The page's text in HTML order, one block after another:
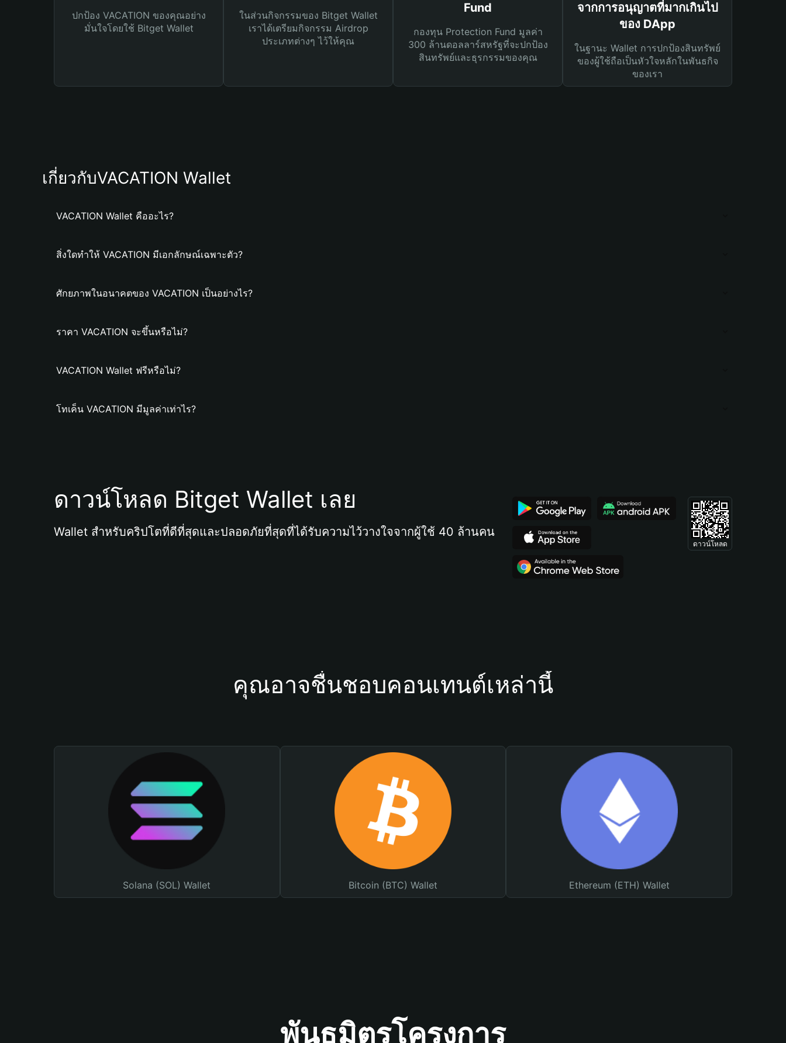
ปกป้อง VACATION ของคุณอย่าง
มั่นใจโดยใช้ Bitget Wallet
ในส่วนกิจกรรมของ Bitget Wallet
เราได้เตรียมกิจกรรม Airdrop
ประเภทต่างๆ ไว้ให้คุณ
Fund
กองทุน Protection Fund มูลค่า
300 ล้านดอลลาร์สหรัฐที่จะปกป้อง
สินทรัพย์และธุรกรรมของคุณ
จากการอนุญาตที่มากเกินไป
ของ DApp
ในฐานะ Wallet การปกป้องสินทรัพย์
ของผู้ใช้ถือเป็นหัวใจหลักในพันธกิจ
ของเรา
เกี่ยวกับVACATION Wallet
VACATION Wallet คืออะไร?
สิ่งใดทำให้ VACATION มีเอกลักษณ์เฉพาะตัว?
ศักยภาพในอนาคตของ VACATION เป็นอย่างไร?
ราคา VACATION จะขึ้นหรือไม่?
VACATION Wallet ฟรีหรือไม่?
โทเค็น VACATION มีมูลค่าเท่าไร?
ดาวน์โหลด Bitget Wallet เลย
Wallet สำหรับคริปโตที่ดีที่สุดและปลอดภัยที่สุดที่ได้รับความไว้วางใจจากผู้ใช้ 40 ล้านคน
ดาวน์โหลด
คุณอาจชื่นชอบคอนเทนต์เหล่านี้
Solana (SOL) Wallet Bitcoin (BTC) Wallet Ethereum (ETH) Wallet
พันธมิตรโครงการ